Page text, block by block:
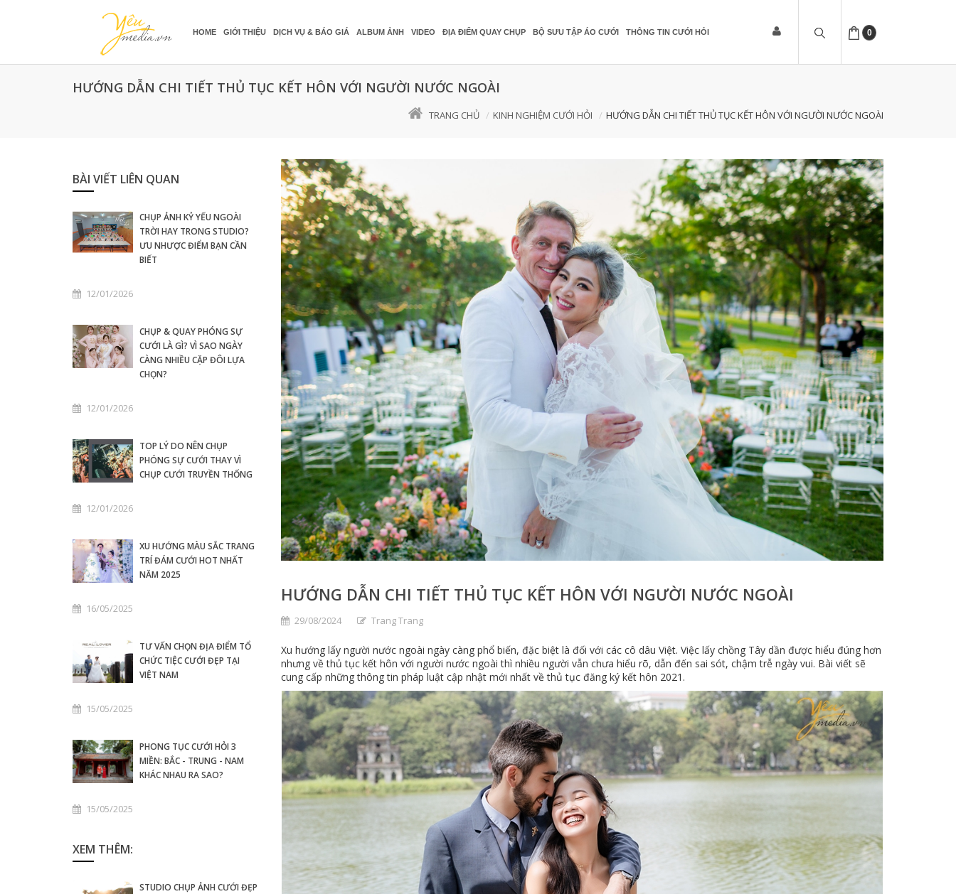
0
HOME GIỚI THIỆU DỊCH VỤ & BÁO GIÁ ALBUM ẢNH VIDEO ĐỊA ĐIỂM QUAY CHỤP BỘ SƯU TẬP ÁO CƯỚI THÔNG TIN CƯỚI HỎI
HƯỚNG DẪN CHI TIẾT THỦ TỤC KẾT HÔN VỚI NGƯỜI NƯỚC NGOÀI
TRANG CHỦ KINH NGHIỆM CƯỚI HỎI HƯỚNG DẪN CHI TIẾT THỦ TỤC KẾT HÔN VỚI NGƯỜI NƯỚC NGOÀI
BÀI VIẾT LIÊN QUAN
CHỤP ẢNH KỶ YẾU NGOÀI
TRỜI HAY TRONG STUDIO?
ƯU NHƯỢC ĐIỂM BẠN CẦN
BIẾT
12/01/2026
CHỤP & QUAY PHÓNG SỰ
CƯỚI LÀ GÌ? VÌ SAO NGÀY
CÀNG NHIỀU CẶP ĐÔI LỰA
CHỌN?
12/01/2026
TOP LÝ DO NÊN CHỤP
PHÓNG SỰ CƯỚI THAY VÌ
CHỤP CƯỚI TRUYỀN THỐNG
12/01/2026
XU HƯỚNG MÀU SẮC TRANG
TRÍ ĐÁM CƯỚI HOT NHẤT
NĂM 2025
16/05/2025
TƯ VẤN CHỌN ĐỊA ĐIỂM TỔ
CHỨC TIỆC CƯỚI ĐẸP TẠI
VIỆT NAM
15/05/2025
PHONG TỤC CƯỚI HỎI 3
MIỀN: BẮC - TRUNG - NAM
KHÁC NHAU RA SAO?
15/05/2025
XEM THÊM:
STUDIO CHỤP ẢNH CƯỚI ĐẸP
HƯỚNG DẪN CHI TIẾT THỦ TỤC KẾT HÔN VỚI NGƯỜI NƯỚC NGOÀI
29/08/2024 Trang Trang
Xu hướng lấy người nước ngoài ngày càng phổ biến, đặc biệt là đối với các cô dâu Việt. Việc lấy chồng Tây dần được hiểu đúng hơn
nhưng về thủ tục kết hôn với người nước ngoài thì nhiều người vẫn chưa hiểu rõ, dẫn đến sai sót, chậm trễ ngày vui. Bài viết sẽ
cung cấp những thông tin pháp luật cập nhật mới nhất về thủ tục đăng ký kết hôn 2021.